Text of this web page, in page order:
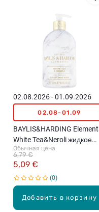
Добавить в корзину
02.08.2026 - 01.09.2026
02.08-01.09
BAYLIS&HARDING
White Tea&Neroli жидкое
мыло для рук, 500мл
Обычная цена
5,09 €
6,79 €
0